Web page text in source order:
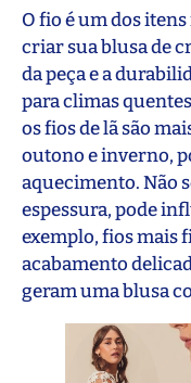
O fio é um dos
criar sua blusa de
da peça e a
para climas
os fios de lã são
outono e inverno,
aquecimento. Não
espessura, pode
exemplo, fios mais
acabamento
geram uma blusa